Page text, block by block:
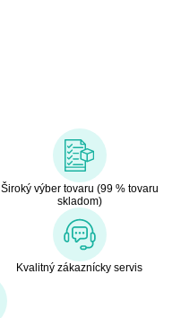
Široký výber tovaru (99 % tovaru
skladom)
Kvalitný zákaznícky servis